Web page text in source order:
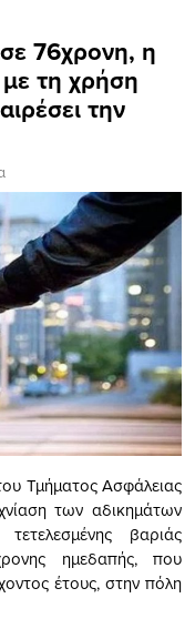
76χρονη, η
τη χρήση
την
Τμήματος Ασφάλειας
των αδικημάτων
βαριάς
ημεδαπής, που
έτους, στην πόλη